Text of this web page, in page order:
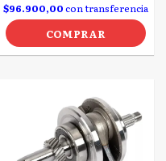
$96.900,00con transferencia
COMPRAR